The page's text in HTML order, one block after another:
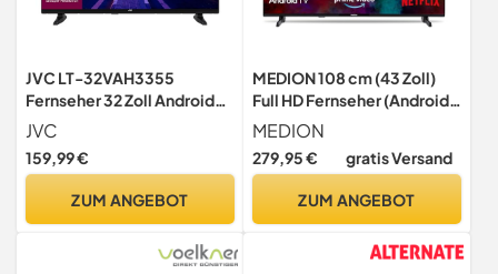
JVC LT-32VAH3355
Fernseher 32 Zoll Android
TV HD-Ready Auflösung
Smart TV
JVC
159,99 €
ZUM ANGEBOT
MEDION 108 cm (43 Zoll)
Full HD Fernseher (Android
TV, Smart TV, HDR, Prime
Video, PVR, Bluetooth, MD
843100)
MEDION
279,95 € gratis Versand
ZUM ANGEBOT